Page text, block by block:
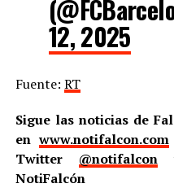
12, 2025
Fuente: RT
Sigue las noticias de
enwww.notifalcon.com
Twitter @notifalcon
NotiFalcón